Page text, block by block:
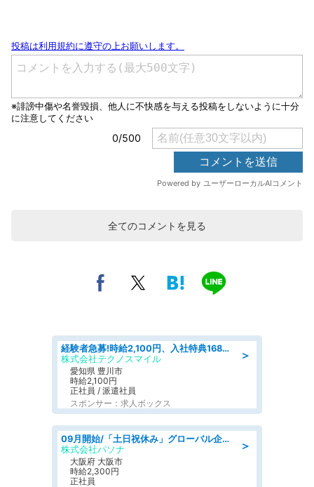
全てのコメントを見る
＞
経験者急募!時給2,100円、入社特典168万円の自動車製造業務/トヨタ自動車/tutumi
株式会社テクノスマイル
愛知県 豊川市
時給2,100円
正社員 / 派遣社員
スポンサー：求人ボックス
＞
09月開始/「土日祝休み」グローバル企業での産業保健のお仕事/保健師/高時給/残業なし/服装自由
株式会社パソナ
大阪府 大阪市
時給2,300円
正社員